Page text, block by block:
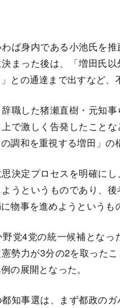
ば身内である小池氏を
まった後は、「増田氏
との通達まで出すなど、
職した猪瀬直樹・元知
で激しく告発したこと
調和を重視する増田」の
決定プロセスを明確に
うというものであり、
物事を進めようというも
党4党の統一候補となっ
勢力が3分の2を取った
の展開となった。
知事選は、まず都政の